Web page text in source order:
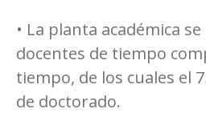
• La planta académica
docentes de tiempo
tiempo, de los cuales el
de doctorado.